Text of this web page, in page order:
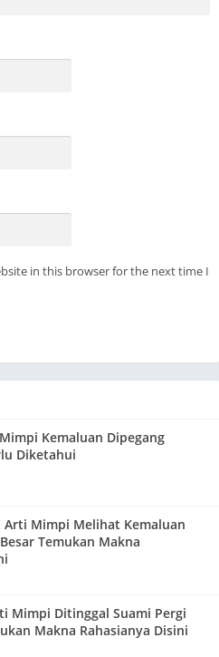
in this browser for the next time I
Kemaluan Dipegang
Diketahui
Arti Mimpi Melihat Kemaluan
Temukan Makna
Mimpi Ditinggal Suami Pergi
Makna Rahasianya Disini